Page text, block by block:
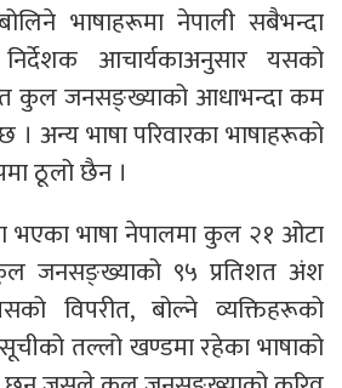
भाषाहरूमा नेपाली सबैभन्दा
आचार्यकाअनुसार यसको
कुल जनसङ्ख्याको आधाभन्दा कम
। अन्य भाषा परिवारका भाषाहरूको
ठूलो छैन ।
भएका भाषा नेपालमा कुल २१ ओटा
जनसङ्ख्याको ९५ प्रतिशत अंश
विपरीत, बोल्ने व्यक्तिहरूको
तल्लो खण्डमा रहेका भाषाको